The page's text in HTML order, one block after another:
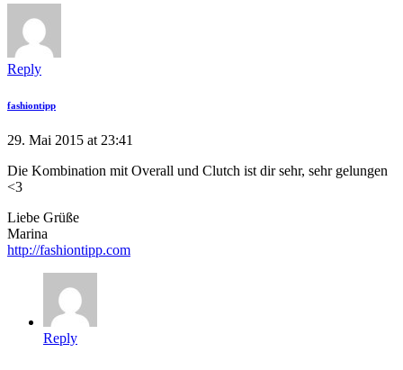
Reply
fashiontipp
29. Mai 2015 at 23:41
Die Kombination mit Overall und Clutch ist dir sehr, sehr gelungen
<3
Liebe Grüße
Marina
http://fashiontipp.com
Reply